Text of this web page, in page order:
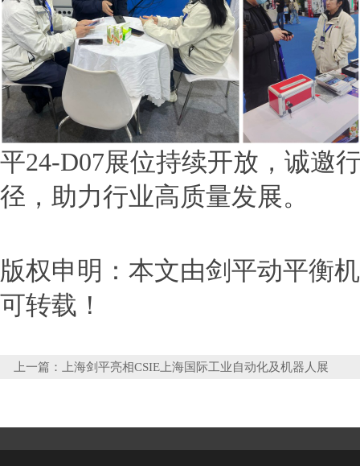
平24-D07展位持续开放，诚邀
径，助力行业高质量发展。
版权申明：本文由剑平动平衡
可转载！
上一篇： 上海剑平亮相CSIE上海国际工业自动化及机器人展